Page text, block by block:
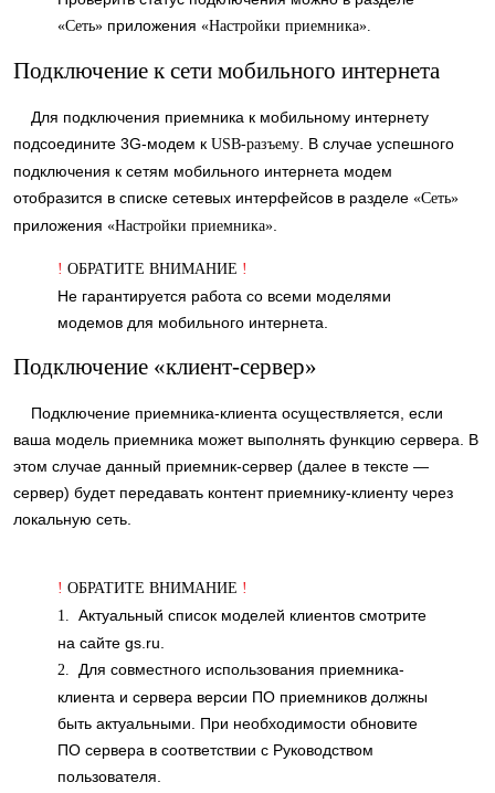
«Сеть» приложения «Настройки приемника».
Подключение к сети мобильного интернета
Для подключения приемника к мобильному интернету
подсоедините 3G-модем к USB-разъему . В случае успешного
подключения к сетям мобильного интернета модем
отобразится в списке сетевых интерфейсов в разделе «Сеть»
приложения «Настройки приемника»
! ОБРАТИТЕ ВНИМАНИЕ !
Не гарантируется работа со всеми моделями
модемов для мобильного интернета.
Подключение «клиент-сервер»
Подключение приемника-клиента осуществляется, если
ваша модель приемника может выполнять функцию сервера. В
этом случае данный приемник-сервер (далее в тексте —
сервер) будет передавать контент приемнику-клиенту через
локальную сеть.
! ОБРАТИТЕ ВНИМАНИЕ !
1. Актуальный список моделей клиентов смотрите
на сайте gs.ru.
2. Для совместного использования приемника-
клиента и сервера версии ПО приемников должны
быть актуальными. При необходимости обновите
ПО сервера в соответствии с Руководством
пользователя.